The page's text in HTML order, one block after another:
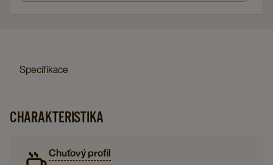
Specifikace
CHARAKTERISTIKA
Chuťový profil